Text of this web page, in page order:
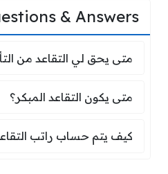
& Answers
متى يحق لي
متى يحق لي التقاعد من
متى يكون التقاعد
متى يكون التقاعد المبكر؟
كيف يتم حساب راتب
كيف يتم حساب راتب